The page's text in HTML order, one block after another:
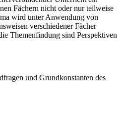
Fächern nicht oder nur teilweise
wird unter Anwendung von
verschiedener Fächer
Themenfindung sind Perspektiven
und Grundkonstanten des